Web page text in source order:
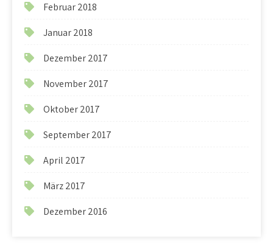
Februar 2018
Januar 2018
Dezember 2017
November 2017
Oktober 2017
September 2017
April 2017
März 2017
Dezember 2016